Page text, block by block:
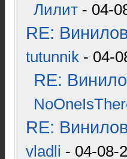
Лилит - 04-
RE:
tutunnik - 04-
RE:
RE:
vladli - 04-08-